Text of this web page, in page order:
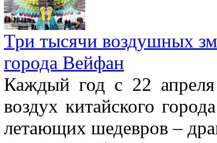
Три тысячи воздушных
города Вейфан
Каждый год с 22
воздух китайского
летающих шедевров –